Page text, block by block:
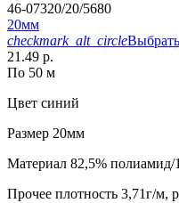
46-07320/20/5680
20мм
checkmark_alt_circleВыбрать
21.49 р.
По 50 м
Цвет синий
Размер 20мм
Материал 82,5% полиамид/
Прочее плотность 3,71г/м,